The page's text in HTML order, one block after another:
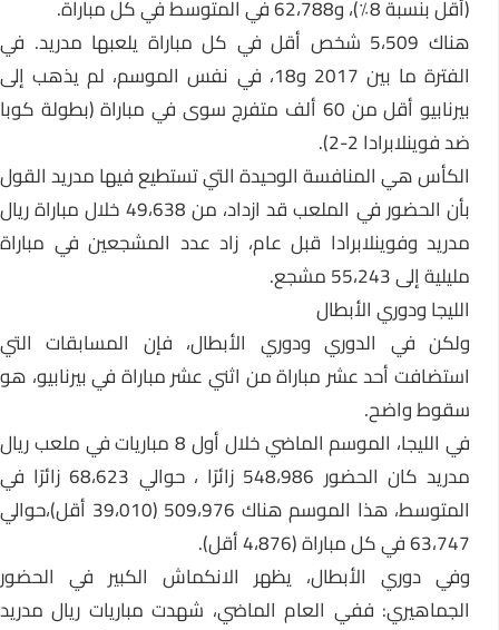
(أقل بنسبة 8٪)، و62،788 في المتوسط في كل مباراة.
هناك 5،509 شخص أقل في كل مباراة يلعبها مدريد. في
الفترة ما بين 2017 و18، في نفس الموسم، لم يذهب إلى
بيرنابيو أقل من 60 ألف متفرج سوى في مباراة (بطولة كوبا
ضد فوينلابرادا 2-2).
الكأس هي المنافسة الوحيدة التي تستطيع فيها مدريد القول
بأن الحضور في الملعب قد ازداد، من 49،638 خلال مباراة ريال
مدريد وفوينلابرادا قبل عام، زاد عدد المشجعين في مباراة
مليلية إلى 55،243 مشجع.
الليجا ودوري الأبطال
ولكن في الدوري ودوري الأبطال، فإن المسابقات التي
استضافت أحد عشر مباراة من اثني عشر مباراة في بيرنابيو، هو
سقوط واضح.
في الليجا، الموسم الماضي خلال أول 8 مباريات في ملعب ريال
مدريد كان الحضور 548،986 زائرًا ، حوالي 68،623 زائرًا في
المتوسط، هذا الموسم هناك 509،976 (39،010 أقل)،حوالي
63،747 في كل مباراة (4،876 أقل).
وفي دوري الأبطال، يظهر الانكماش الكبير في الحضور
الجماهيري: ففي العام الماضي، شهدت مباريات ريال مدريد